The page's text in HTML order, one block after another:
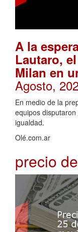
A la
Lautaro,
Milan en
Agosto,
En medio de la
equipos
igualdad.
Olé.com.ar
precio